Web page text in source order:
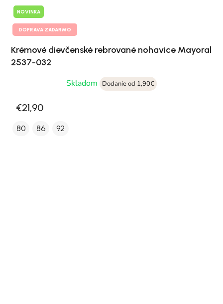
NOVINKA
DOPRAVA ZADARMO
Krémové dievčenské rebrované nohavice Mayoral
2537-032
Skladom
Dodanie od 1,90€
€21,90
80 86 92